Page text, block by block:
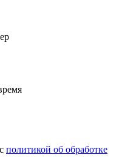
политикой об обработке